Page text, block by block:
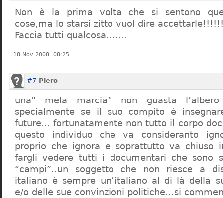
Non è la prima volta che si sentono
cose,ma lo starsi zitto vuol dire accettarle!!!!!!
Faccia tutti qualcosa…….
18 Nov 2008, 08:25
#7 Piero
una” mela marcia” non guasta
specialmente se il suo compito è
future… fortunatamente non tutto il corpo
questo individuo che va consideranto
proprio che ignora e soprattutto va chiuso
fargli vedere tutti i documentari che sono
“campi”..un soggetto che non riesce a
italiano è sempre un’italiano al di là della
e/o delle sue convinzioni politiche…si